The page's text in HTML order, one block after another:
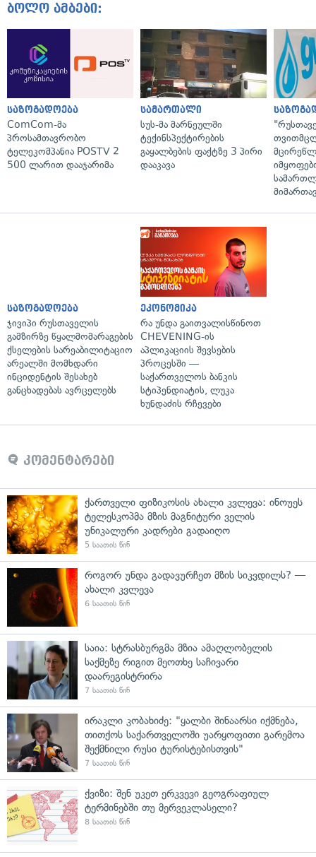
ბოლო ამბები:
საზოგადოება
ComCom-მა
პროსამთავრობო
ტელეკომპანია POSTV 2
500 ლარით დააჯარიმა
სამართალი
სუს-მა მარნეულში
ტექინსპექტირების
გაყალბების ფაქტზე 3 პირი
დააკავა
საზოგადოება
ჯივიპი რუსთაველის
გამზირზე წყალმომარაგების
ქსელების სარეაბილიტაციო
არეალში მომხდარი
ინციდენტის შესახებ
განცხადებას ავრცელებს
ეკონომიკა
რა უნდა გაითვალისწინოთ
CHEVENING-ის
აპლიკაციის შევსების
პროცესში —
საქართველოს ბანკის
სტიპენდიატის, ლუკა
ხუნდაძის რჩევები
კომენტარები
ქართველი ფიზიკოსის ახალი კვლევა: ინოუეს
ტელესკოპმა მზის მაგნიტური ველის
უნიკალური კადრები გადაიღო
5 საათის წინ
როგორ უნდა გადავურჩეთ მზის სიკვდილს? —
ახალი კვლევა
6 საათის წინ
საია: სტრასბურგმა მზია ამაღლობელის
საქმეზე რიგით მეოთხე საჩივარი
დაარეგისტრირა
7 საათის წინ
ირაკლი კობახიძე: "ყალბი შინაარსი იქმნება,
თითქოს საქართველოში უარყოფითი გარემოა
შექმნილი რუსი ტურისტებისთვის"
7 საათის წინ
ქვიზი: შენ უკეთ ერკვევი გეოგრაფიულ
ტერმინებში თუ მერვეკლასელი?
8 საათის წინ